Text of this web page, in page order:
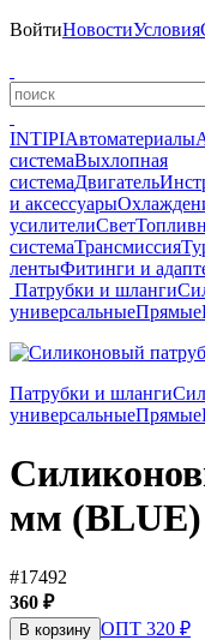
ВойтиНовостиУсловия
INTIPIАвтоматериалы
системаВыхлопная
системаДвигатель
и аксессуары
усилителиСвет
системаТрансмиссия
лентыФитинги и
Патрубки и шланги
универсальныеПрямые
Патрубки и шланги
универсальныеПрямые
мм (BLUE)
#17492
360 ₽
В корзину ОПТ 320 ₽